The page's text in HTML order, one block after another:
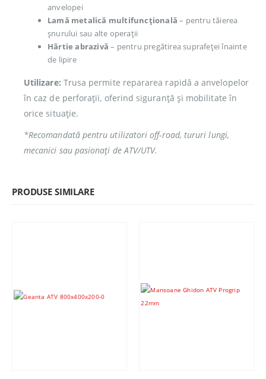
anvelopei
Lamă metalică multifuncțională – pentru tăierea
șnurului sau alte operații
Hârtie abrazivă – pentru pregătirea suprafeței înainte
de lipire
Utilizare: Trusa permite repararea rapidă a anvelopelor
în caz de perforații, oferind siguranță și mobilitate în
orice situație.
*Recomandată pentru utilizatori off-road, tururi lungi,
mecanici sau pasionați de ATV/UTV.
PRODUSE SIMILARE